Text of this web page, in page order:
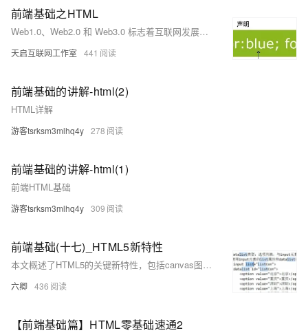
前端基础之HTML
Web1.0、Web2.0 和 Web3.0 标志着互联网发展的三个阶段。Web1.0（静态互联网，1990年代初至2000年代初）以静态内容和单向信息流为主，用户仅能浏览。Web2.0（互动互联网，2000年代初至2010年代初）引入了用户生成内容和社交网络，内容动态且互动性强。Web3.0（语义互联网，2010年代至今）强调语义化、个性化、智能化及去中心化，结合AI、区块链等技术，提供沉浸式体验。HTTP和HTML作为互联网基础协议和技术，在各阶段不断演进，共同推动了现代互联网的发展。
天启互联网工作室 441
前端基础的讲解-html(2)
HTML详解
游客tsrksm3mlhq4y 278
前端基础的讲解-html(1)
前端HTML基础
游客tsrksm3mlhq4y 309
前端基础(十七)_HTML5新特性
本文概述了HTML5的关键新特性，包括canvas图形绘制、多媒体的`video`和`audio`元素、本地存储功能、语义化标签（如`header`、`footer`、`nav`等）及其新增表单控件和属性（如`url`、`email`、`date`类型输入框等）。这些改进增强了网页的功能性和用户体验。
六卿 436
【前端基础篇】HTML零基础速通2